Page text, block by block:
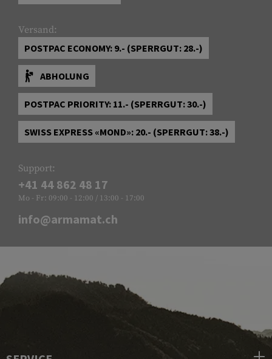
Versand:
POSTPAC ECONOMY: 9.- (SPERRGUT: 28.-)
ABHOLUNG
POSTPAC PRIORITY: 11.- (SPERRGUT: 30.-)
SWISS EXPRESS «MOND»: 20.- (SPERRGUT: 38.-)
Support:
+41 44 862 48 17
Mo - Fr: 09:00 - 12:00 / 13:00 - 17:00
info@armamat.ch